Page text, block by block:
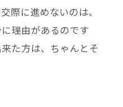
際に進めないのは、
理由があるのです
た方は、ちゃんとそ